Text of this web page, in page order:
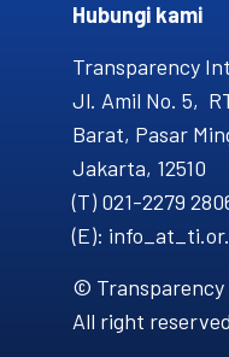
Hubungi kami​
Transparency
Jl. Amil No. 5,
Barat, Pasar
Jakarta, 12510
(T) 021-2279
(E):
© Transparency
All right reserved